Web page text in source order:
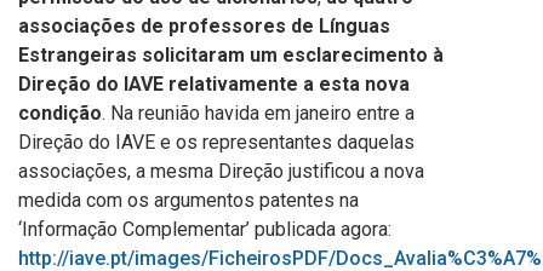
associações de professores de Línguas
Estrangeiras solicitaram um esclarecimento à
Direção do IAVE relativamente a esta nova
condição. Na reunião havida em janeiro entre a
Direção do IAVE e os representantes daquelas
associações, a mesma Direção justificou a nova
medida com os argumentos patentes na
‘Informação Complementar’ publicada agora:
http://iave.pt/images/FicheirosPDF/